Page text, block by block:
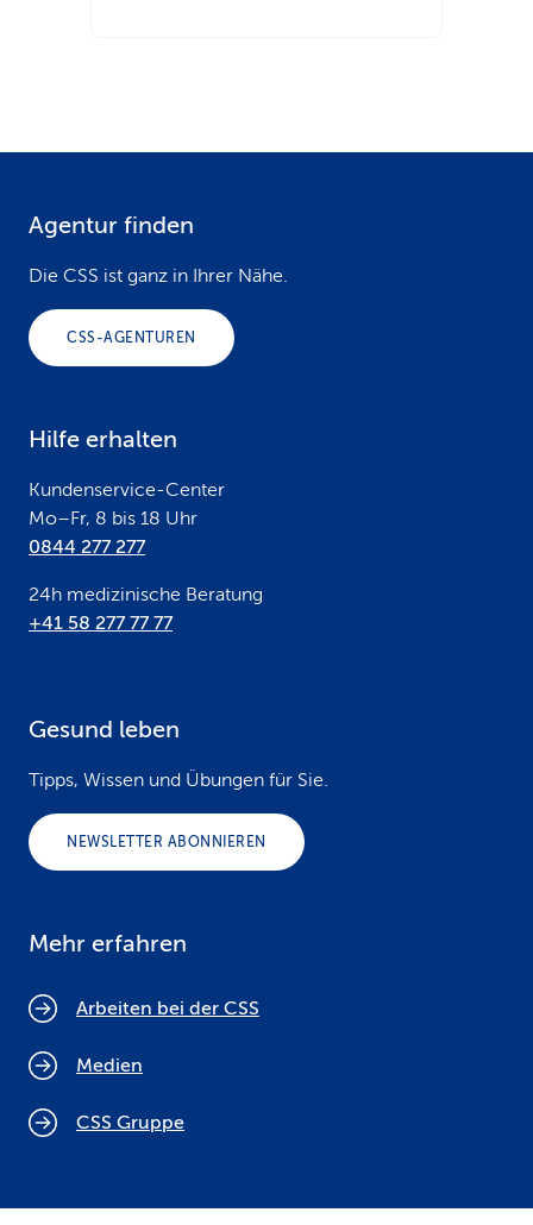
Agentur finden
Die CSS ist ganz in Ihrer Nähe.
CSS-AGENTUREN
Hilfe erhalten
Kundenservice-Center
Mo–Fr, 8 bis 18 Uhr
0844 277 277
24h medizinische Beratung
+41 58 277 77 77
Gesund leben
Tipps, Wissen und Übungen für Sie.
NEWSLETTER ABONNIEREN
Mehr erfahren
Arbeiten bei der CSS
Medien
CSS Gruppe